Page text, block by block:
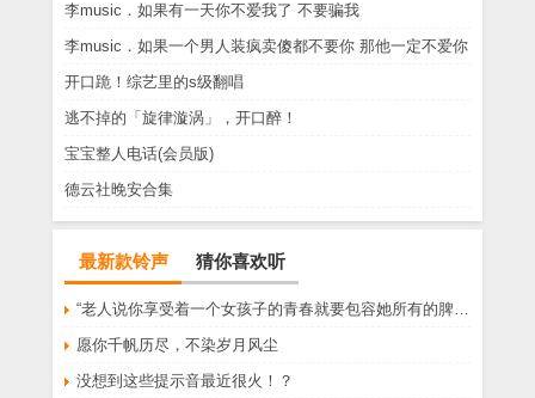
李music．如果有一天你不爱我了 不要骗我
李music．如果一个男人装疯卖傻都不要你 那他一定不爱你
开口跪！综艺里的s级翻唱
逃不掉的「旋律漩涡」，开口醉！
宝宝整人电话(会员版)
德云社晚安合集
最新款铃声 猜你喜欢听
愿你千帆历尽，不染岁月风尘
没想到这些提示音最近很火！？